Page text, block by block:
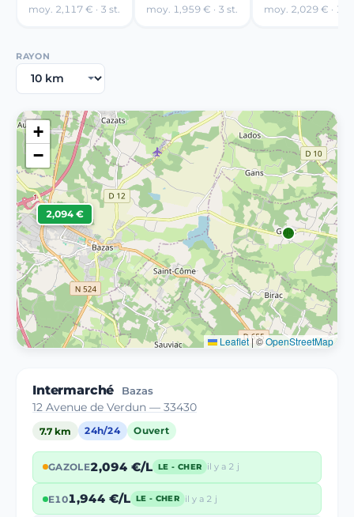
moy. 2,117 € · 3 st. moy. 1,959 € · 3 st. moy. 2,029 € · 1
RAYON
2,094 €
+
−
Leaflet|©OpenStreetMap
Intermarché Bazas
12 Avenue de Verdun — 33430
7.7 km 24h/24 Ouvert
GAZOLE2,094 €/L LE - CHER il y a 2 j
E101,944 €/L LE - CHER il y a 2 j